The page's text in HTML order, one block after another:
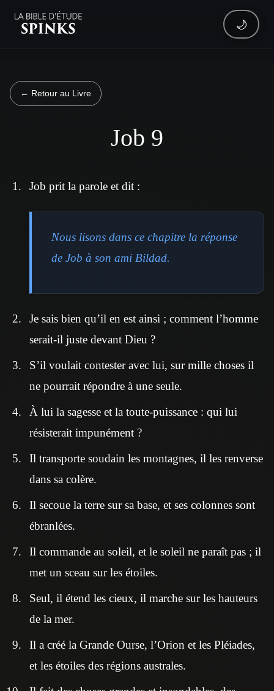
🌙
← Retour au Livre
Job 9
Job prit la parole et dit :
Nous lisons dans ce chapitre la réponse
de Job à son ami Bildad.
Je sais bien qu’il en est ainsi ; comment l’homme
serait-il juste devant Dieu ?
S’il voulait contester avec lui, sur mille choses il
ne pourrait répondre à une seule.
À lui la sagesse et la toute-puissance : qui lui
résisterait impunément ?
Il transporte soudain les montagnes, il les renverse
dans sa colère.
Il secoue la terre sur sa base, et ses colonnes sont
ébranlées.
Il commande au soleil, et le soleil ne paraît pas ; il
met un sceau sur les étoiles.
Seul, il étend les cieux, il marche sur les hauteurs
de la mer.
Il a créé la Grande Ourse, l’Orion et les Pléiades,
et les étoiles des régions australes.